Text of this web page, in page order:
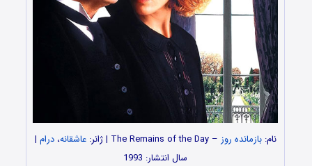
نام:بازمانده روز – The Remains of the Day | ژانر: عاشقانه،درام |
سال انتشار: 1993